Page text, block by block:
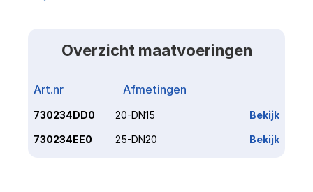
Overzicht maatvoeringen
Art.nr Afmetingen
730234DD0 20-DN15 Bekijk
730234EE0 25-DN20 Bekijk